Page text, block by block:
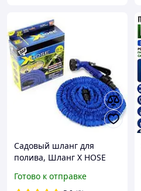
Садовый шланг для
полива, Шланг X HOSE
шланг для воды,
Готово к отправке